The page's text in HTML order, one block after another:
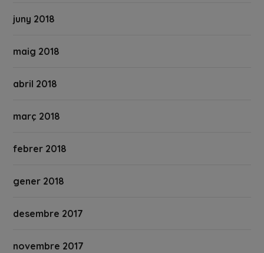
juny 2018
maig 2018
abril 2018
març 2018
febrer 2018
gener 2018
desembre 2017
novembre 2017